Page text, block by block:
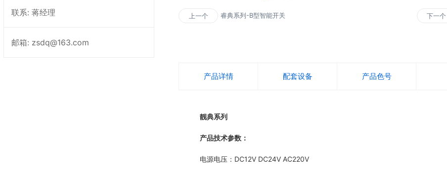
联系: 蒋经理
邮箱: zsdq@163.com
上一个 睿典系列-B型智能开关 下一个
产品详情 配套设备 产品色号
靓典系列
产品技术参数：
电源电压：DC12V DC24V AC220V